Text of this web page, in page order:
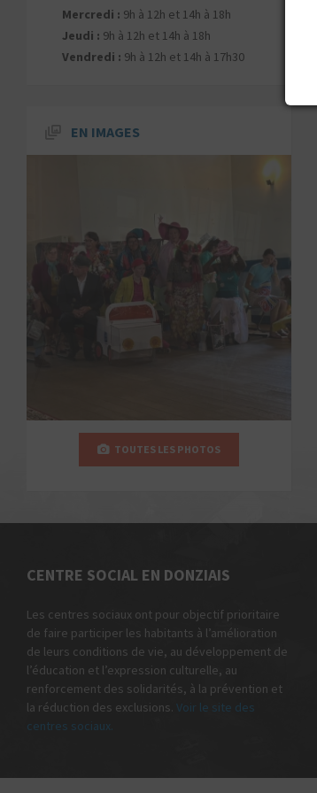
Mercredi : 9h à 12h et 14h à 18h
Jeudi : 9h à 12h et 14h à 18h
Vendredi : 9h à 12h et 14h à 17h30
EN IMAGES
TOUTES LES PHOTOS
CENTRE SOCIAL EN DONZIAIS
Les centres sociaux ont pour objectif prioritaire
de faire participer les habitants à l’amélioration
de leurs conditions de vie, au développement de
l’éducation et l’expression culturelle, au
renforcement des solidarités, à la prévention et
la réduction des exclusions. Voir le site des
centres sociaux.